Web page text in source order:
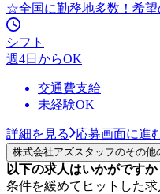
☆全国に勤務地多数！希
シフト
週4日からOK
交通費支給
未経験OK
詳細を見る 応募画面に進
株式会社アズスタッフのその他
以下の求人はいかがですか
条件を緩めてヒットした